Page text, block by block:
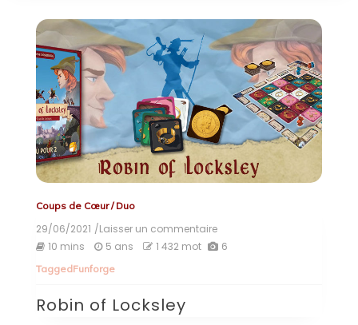
Coups de Cœur/Duo
29/06/2021 /Laisser un commentaireon
Robin
10 mins 5 ans 1 432 mot 6
TaggedFunforge
Robin of Locksley